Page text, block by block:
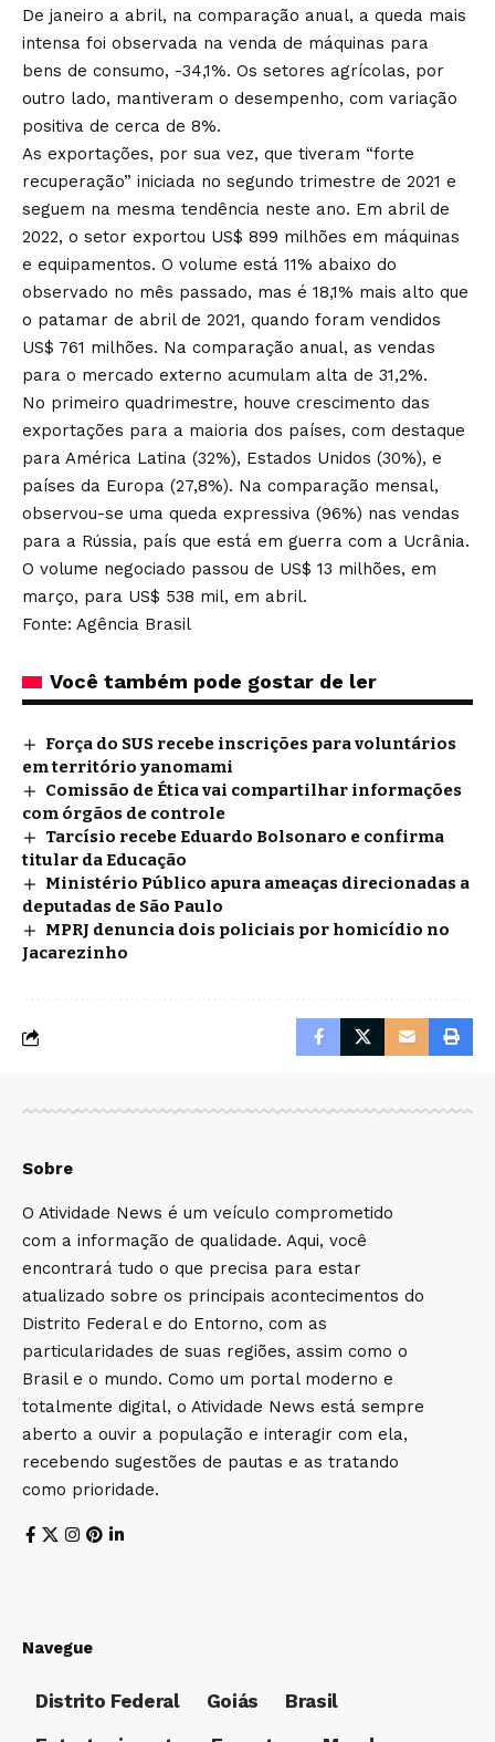
De janeiro a abril, na comparação anual, a queda mais
intensa foi observada na venda de máquinas para
bens de consumo, -34,1%. Os setores agrícolas, por
outro lado, mantiveram o desempenho, com variação
positiva de cerca de 8%.
As exportações, por sua vez, que tiveram “forte
recuperação” iniciada no segundo trimestre de 2021 e
seguem na mesma tendência neste ano. Em abril de
2022, o setor exportou US$ 899 milhões em máquinas
e equipamentos. O volume está 11% abaixo do
observado no mês passado, mas é 18,1% mais alto que
o patamar de abril de 2021, quando foram vendidos
US$ 761 milhões. Na comparação anual, as vendas
para o mercado externo acumulam alta de 31,2%.
No primeiro quadrimestre, houve crescimento das
exportações para a maioria dos países, com destaque
para América Latina (32%), Estados Unidos (30%), e
países da Europa (27,8%). Na comparação mensal,
observou-se uma queda expressiva (96%) nas vendas
para a Rússia, país que está em guerra com a Ucrânia.
O volume negociado passou de US$ 13 milhões, em
março, para US$ 538 mil, em abril.
Fonte: Agência Brasil
Você também pode gostar de ler
Força do SUS recebe inscrições para voluntários
em território yanomami
Comissão de Ética vai compartilhar informações
com órgãos de controle
Tarcísio recebe Eduardo Bolsonaro e confirma
titular da Educação
Ministério Público apura ameaças direcionadas a
deputadas de São Paulo
MPRJ denuncia dois policiais por homicídio no
Jacarezinho
Sobre
O Atividade News é um veículo comprometido
com a informação de qualidade. Aqui, você
encontrará tudo o que precisa para estar
atualizado sobre os principais acontecimentos do
Distrito Federal e do Entorno, com as
particularidades de suas regiões, assim como o
Brasil e o mundo. Como um portal moderno e
totalmente digital, o Atividade News está sempre
aberto a ouvir a população e interagir com ela,
recebendo sugestões de pautas e as tratando
como prioridade.
Navegue
Distrito Federal Goiás
Brasil